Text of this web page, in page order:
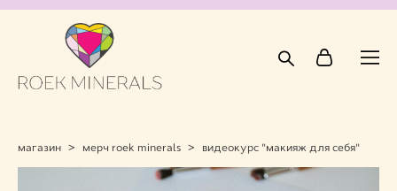
магазин > мерч roek minerals > видеокурс "макияж для себя"